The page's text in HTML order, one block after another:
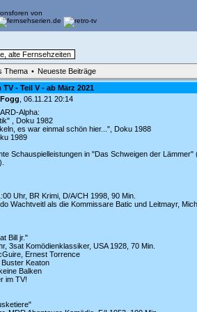
von
alte Fernsehzeiten
Thema • Neueste Beiträge
- Teil V - ab März 2021
, 06.11.21 20:14
Alpha:
, Doku 1982
es war einmal schön hier...", Doku 1988
1989
Schauspielleistungen in "Das Schweigen der
Uhr, BR Krimi, D/A/CH 1998, 90 Min.
Wachtveitl als die Kommissare Batic und Leitmayr,
Bill jr."
3sat Komödienklassiker, USA 1928, 70 Min.
Ernest Torrence
Buster Keaton
Balken
im TV!